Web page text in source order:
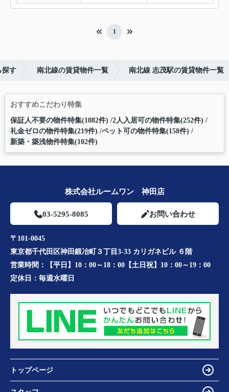
1
探す 南北線の賃貸物件一覧 南北線 志茂駅の賃貸物件一覧
おすすめこだわり特集
保証人不要の物件特集(1082件) 2人入居可の物件特集(252件)
礼金ゼロの物件特集(219件) ペット可の物件特集(158件)
新築・築浅物件特集(102件)
株式会社ルームワン 神田店
03-5295-8085 お問い合わせ
〒101-0045
東京都千代田区神田鍛冶町３丁目3-33 カリガネビル ６階
営業時間：
【平日】10：00～18：00【土日祝】10：00～19：00
定休日： 毎週水曜日
トップページ